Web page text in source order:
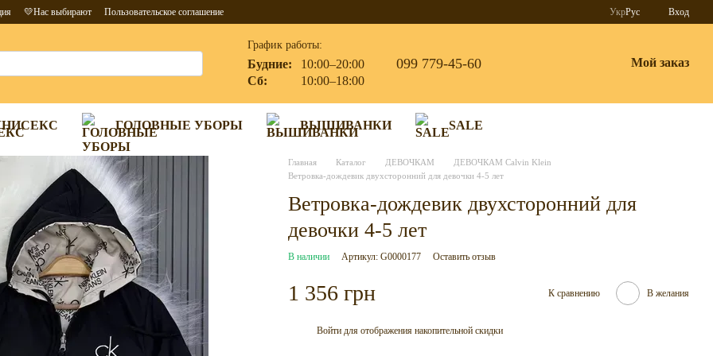
💛Нас выбирают Пользовательское соглашение УкрРус Вход
График работы:
Будние:
10:00–20:00
Сб:
10:00–18:00
099 779-45-60 Мой заказ
ГОЛОВНЫЕ УБОРЫ ВЫШИВАНКИ SALE
Главная Каталог ДЕВОЧКАМ
ДЕВОЧКАМ Calvin Klein
Ветровка-дождевик двухсторонний для девочки 4-5 лет
Ветровка-дождевик двухсторонний для
девочки 4-5 лет
В наличии Артикул: G0000177 Оставить отзыв
1 356 грн К сравнению В желания
Войти для отображения накопительной скидки